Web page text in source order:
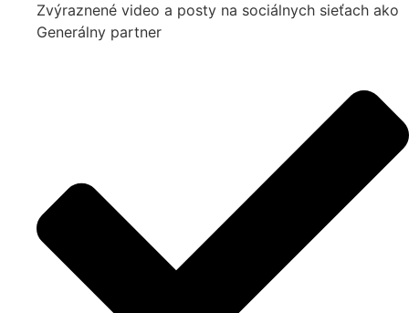
Zvýraznené video a posty na sociálnych sieťach ako
Generálny partner